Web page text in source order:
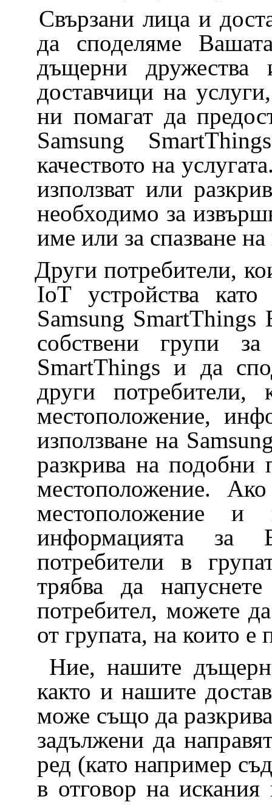
Свързани лица и
да споделяме
дъщерни
доставчици на
ни помагат да
Samsung
качеството на
използват или
необходимо за
име или за спазване
Други потребители,
IoT устройства
Samsung SmartThings
собствени групи
SmartThings и да
други
местоположение,
използване на
разкрива на подобни
местоположение.
местоположение и
информацията за
потребители в
трябва да
потребител, можете
от групата, на които е
Ние, нашите
както и нашите
може също да
задължени да
ред (като например
в отговор на